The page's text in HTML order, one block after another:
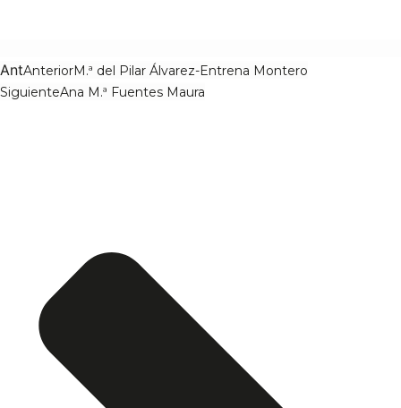
AntAnteriorM.ª del Pilar Álvarez-Entrena Montero
SiguienteAna M.ª Fuentes Maura